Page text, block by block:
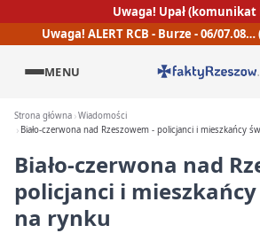
Uwaga! Upał (komunikat
Uwaga! ALERT RCB - Burze - 06/
MENU
Strona główna Wiadomości
Biało-czerwona nad Rzeszowem - policjanci i mieszkańcy
Biało-czerwona nad
policjanci i
na rynku